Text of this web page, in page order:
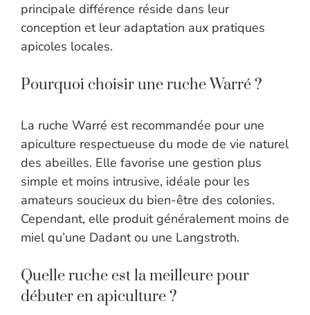
principale différence réside dans leur
conception et leur adaptation aux pratiques
apicoles locales.
Pourquoi choisir une ruche Warré ?
La ruche Warré est recommandée pour une
apiculture respectueuse du mode de vie naturel
des abeilles. Elle favorise une gestion plus
simple et moins intrusive, idéale pour les
amateurs soucieux du bien-être des colonies.
Cependant, elle produit généralement moins de
miel qu’une Dadant ou une Langstroth.
Quelle ruche est la meilleure pour
débuter en apiculture ?